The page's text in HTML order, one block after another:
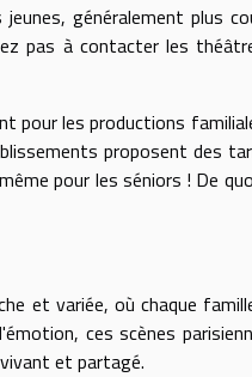
généralement plus
pas à contacter les
pour les productions
proposent des
pour les séniors ! De
et variée, où chaque
ces scènes
et partagé.